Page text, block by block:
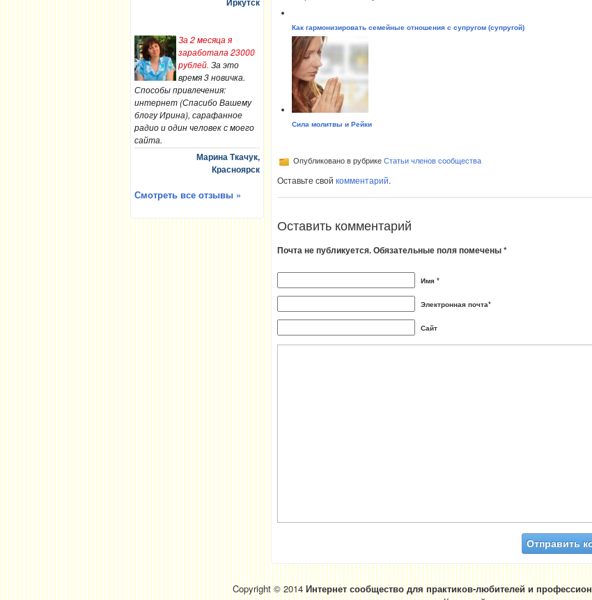
За 2 месяца я
заработала 23000
рублей. За это
время 3 новичка.
Способы привлечения:
интернет (Спасибо Вашему
блогу Ирина), сарафанное
радио и один человек с моего
сайта.
Марина Ткачук,
Красноярск
Смотреть все отзывы »
Как гармонизировать семейные отношения с супругом (супругой)
Сила молитвы и Рейки
Опубликовано в рубрике Статьи членов сообщества
Оставьте свой комментарий.
Оставить комментарий
Почта не публикуется. Обязательные поля помечены *
Имя *
Электронная почта*
Сайт
Copyright © 2014 Интернет сообщество для практиков-любителей и